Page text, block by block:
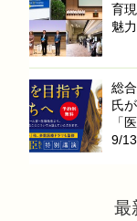
育
魅
総
氏
「
9/13
最